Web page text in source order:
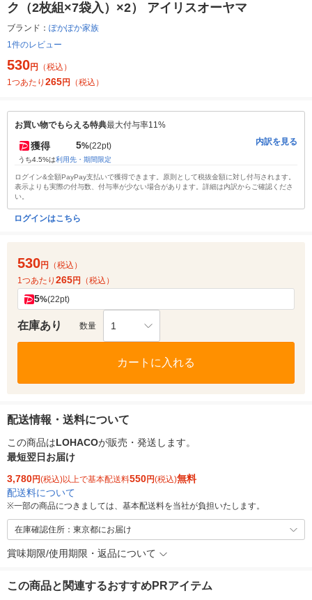
ク（2枚組×7袋入）×2） アイリスオーヤマ
ブランド： ぽかぽか家族
1件のレビュー
530円
（税込）
1つあたり 265円 （税込）
お買い物でもらえる特典最大付与率11%
獲得 5%(22pt)
うち4.5%は利用先・期間限定
内訳を見る
ログイン&全額PayPay支払いで獲得できます。原則として税抜金額に対し付与されます。
表示よりも実際の付与数、付与率が少ない場合があります。詳細は内訳からご確認くださ
い。
ログインはこちら
530円
（税込）
1つあたり 265円 （税込）
5%(22pt)
在庫あり 数量 1
カートに入れる
配送情報・送料について
この商品はLOHACOが販売・発送します。
最短翌日お届け
3,780円(税込)以上で基本配送料550円(税込)無料
配送料について
※一部の商品につきましては、基本配送料を当社が負担いたします。
在庫確認住所：東京都にお届け
賞味期限/使用期限・返品について
この商品と関連するおすすめPRアイテム